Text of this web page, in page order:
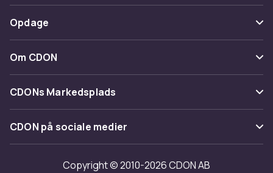
Spor pakke
Fortryd & returner her
Kontakt os
Betaling
Levering
Tilbagekaldelser
Opdage
Kategorier
Maerke
Om CDON
Om os
Kundeanmeldelser
Arbejd på CDON
Investor relations
CDONs Markedsplads
Merchant Help Center
CDON på sociale medier
Copyright © 2010-2026 CDON AB